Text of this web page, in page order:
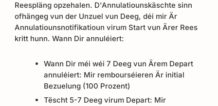
Reespläng opzehalen. D'Annulatiounskäschte sinn
ofhängeg vun der Unzuel vun Deeg, déi mir Är
Annulatiounsnotifikatioun virum Start vun Ärer Rees
kritt hunn. Wann Dir annuléiert:
Wann Dir méi wéi 7 Deeg vun Ärem Depart
annuléiert: Mir rembourséieren Är initial
Bezuelung (100 Prozent)
Tëscht 5-7 Deeg virum Depart: Mir